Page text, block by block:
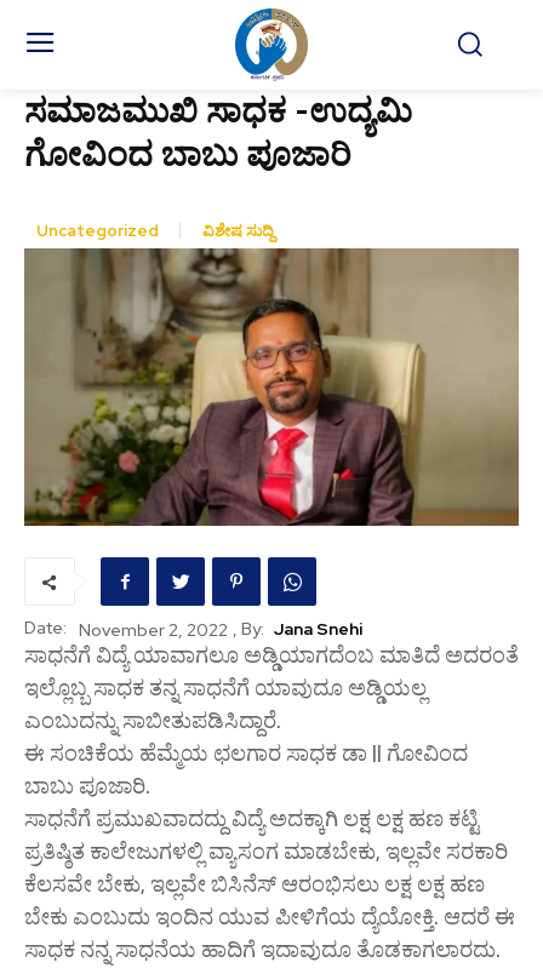
ಸಮಾಜಮುಖಿ ಸಾಧಕ -ಉದ್ಯಮಿ
ಗೋವಿಂದ ಬಾಬು ಪೂಜಾರಿ
Uncategorized ವಿಶೇಷ ಸುದ್ದಿ
Date: November 2, 2022 , By: Jana Snehi
ಸಾಧನೆಗೆ ವಿದ್ಯೆ ಯಾವಾಗಲೂ ಅಡ್ಡಿಯಾಗದೆಂಬ ಮಾತಿದೆ ಅದರಂತೆ
ಇಲ್ಲೊಬ್ಬ ಸಾಧಕ ತನ್ನ ಸಾಧನೆಗೆ ಯಾವುದೂ ಅಡ್ಡಿಯಲ್ಲ
ಎಂಬುದನ್ನು ಸಾಬೀತುಪಡಿಸಿದ್ದಾರೆ.
ಈ ಸಂಚಿಕೆಯ ಹೆಮ್ಮೆಯ ಛಲಗಾರ ಸಾಧಕ ಡಾ || ಗೋವಿಂದ
ಬಾಬು ಪೂಜಾರಿ.
ಸಾಧನೆಗೆ ಪ್ರಮುಖವಾದದ್ದು ವಿದ್ಯೆ ಅದಕ್ಕಾಗಿ ಲಕ್ಷ ಲಕ್ಷ ಹಣ ಕಟ್ಟಿ
ಪ್ರತಿಷ್ಠಿತ ಕಾಲೇಜುಗಳಲ್ಲಿ ವ್ಯಾಸಂಗ ಮಾಡಬೇಕು, ಇಲ್ಲವೇ ಸರಕಾರಿ
ಕೆಲಸವೇ ಬೇಕು, ಇಲ್ಲವೇ ಬಿಸಿನೆಸ್ ಆರಂಭಿಸಲು ಲಕ್ಷ ಲಕ್ಷ ಹಣ
ಬೇಕು ಎಂಬುದು ಇಂದಿನ ಯುವ ಪೀಳಿಗೆಯ ದ್ಯೆಯೋಕ್ತಿ. ಆದರೆ ಈ
ಸಾಧಕ ನನ್ನ ಸಾಧನೆಯ ಹಾದಿಗೆ ಇದಾವುದೂ ತೊಡಕಾಗಲಾರದು.